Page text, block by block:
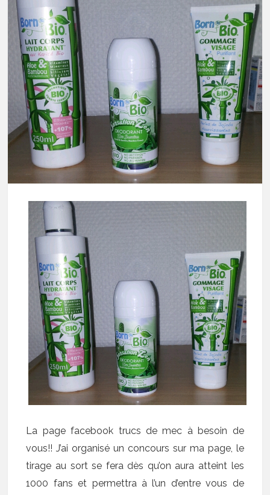
La pagefacebook trucs de mec à besoin de
vous!! J’ai organisé un concours sur ma page, le
tirage au sort se fera dès qu’on aura atteint les
1000 fans et permettra à l’un d’entre vous de